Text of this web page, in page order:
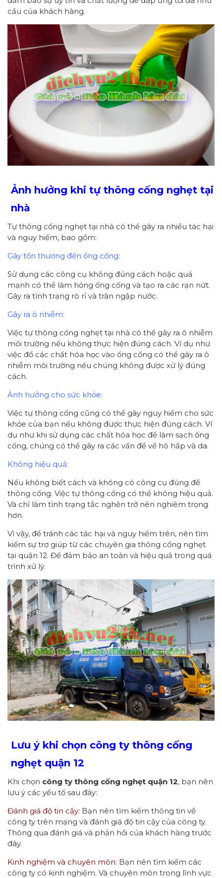
cầu của khách hàng.
Ảnh hưởng khi tự thông cống nghẹt tại
nhà
Tự thông cống nghẹt tại nhà có thể gây ra nhiều tác hại
và nguy hiểm, bao gồm:
Gây tổn thương đến ống cống:
Sử dụng các công cụ không đúng cách hoặc quá
mạnh có thể làm hỏng ống cống và tạo ra các rạn nứt.
Gây ra tình trạng rò rỉ và tràn ngập nước.
Gây ra ô nhiễm:
Việc tự thông cống nghẹt tại nhà có thể gây ra ô nhiễm
môi trường nếu không thực hiện đúng cách. Ví dụ như
việc đổ các chất hóa học vào ống cống có thể gây ra ô
nhiễm môi trường nếu chúng không được xử lý đúng
cách.
Ảnh hưởng cho sức khỏe:
Việc tự thông cống cũng có thể gây nguy hiểm cho sức
khỏe của bạn nếu không được thực hiện đúng cách. Ví
dụ như khi sử dụng các chất hóa học để làm sạch ống
cống, chúng có thể gây ra các vấn đề về hô hấp và da.
Không hiệu quả:
Nếu không biết cách và không có công cụ đúng để
thông cống. Việc tự thông cống có thể không hiệu quả.
Và chỉ làm tình trạng tắc nghẽn trở nên nghiêm trọng
hơn.
Vì vậy, để tránh các tác hại và nguy hiểm trên, nên tìm
kiếm sự trợ giúp từ các chuyên gia thông cống nghẹt
tại quận 12. Để đảm bảo an toàn và hiệu quả trong quá
trình xử lý.
Lưu ý khi chọn công ty thông cống
nghẹt quận 12
Khi chọn công ty thông cống nghẹt quận 12, bạn nên
lưu ý các yếu tố sau đây:
Đánh giá độ tin cậy: Bạn nên tìm kiếm thông tin về
công ty trên mạng và đánh giá độ tin cậy của công ty.
Thông qua đánh giá và phản hồi của khách hàng trước
đây.
Kinh nghiệm và chuyên môn: Bạn nên tìm kiếm các
công ty có kinh nghiệm. Và chuyên môn trong lĩnh vực